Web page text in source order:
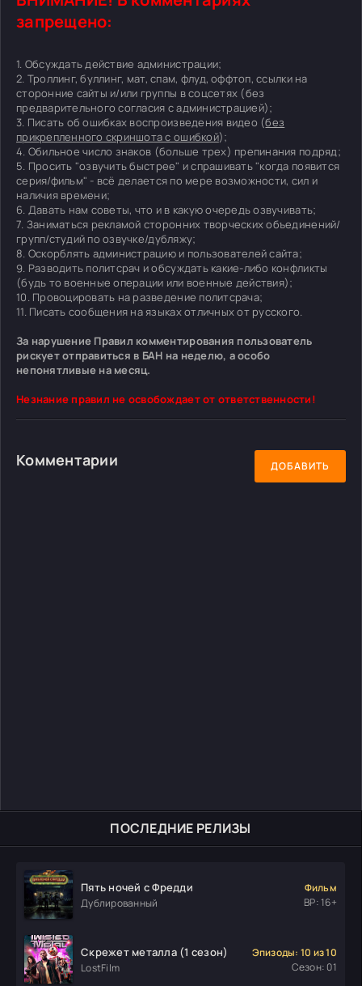
ПОСЛЕДНИЕ РЕЛИЗЫ
Пять ночей с Фредди
Дублированный
Фильм
ВР: 16+
Скрежет металла (1 сезон)
LostFilm
Эпизоды: 10 из 10
Сезон: 01
запрещено:
1. Обсуждать действие администрации;
2. Троллинг, буллинг, мат, спам, флуд, оффтоп, ссылки на
сторонние сайты и/или группы в соцсетях (без
предварительного согласия с администрацией);
3. Писать об ошибках воспроизведения видео (без
прикрепленного скриншота с ошибкой);
4. Обильное число знаков (больше трех) препинания подряд;
5. Просить "озвучить быстрее" и спрашивать "когда появится
серия/фильм" - всё делается по мере возможности, сил и
наличия времени;
6. Давать нам советы, что и в какую очередь озвучивать;
7. Заниматься рекламой сторонних творческих объединений/
групп/студий по озвучке/дубляжу;
8. Оскорблять администрацию и пользователей сайта;
9. Разводить политсрач и обсуждать какие-либо конфликты
(будь то военные операции или военные действия);
10. Провоцировать на разведение политсрача;
11. Писать сообщения на языках отличных от русского.
За нарушение Правил комментирования пользователь
рискует отправиться в БАН на неделю, а особо
непонятливые на месяц.
Незнание правил не освобождает от ответственности!
Комментарии ДОБАВИТЬ